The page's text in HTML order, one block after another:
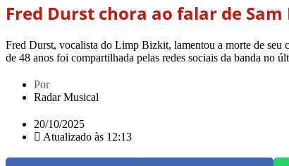
Fred Durst chora ao falar de
Fred Durst, vocalista do Limp Bizkit, lamentou a morte de seu
de 48 anos foi compartilhada pelas redes sociais da banda no
Por
Radar Musical
20/10/2025
Atualizado às 12:13